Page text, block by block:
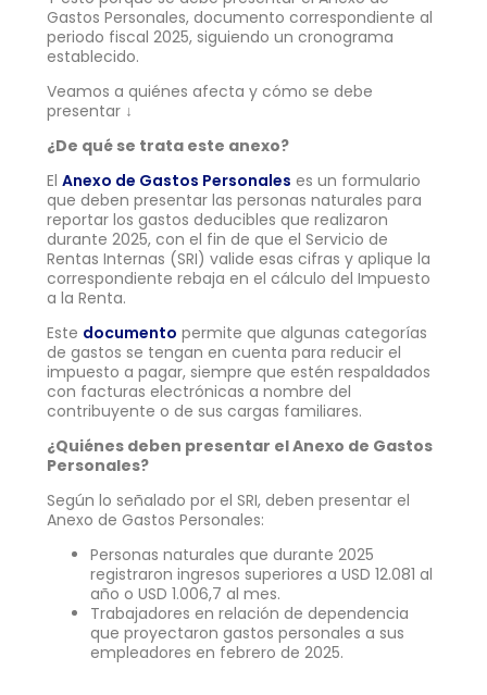
Gastos Personales, documento correspondiente al
periodo fiscal 2025, siguiendo un cronograma
establecido.
Veamos a quiénes afecta y cómo se debe
presentar ↓
¿De qué se trata este anexo?
El Anexo de Gastos Personales es un formulario
que deben presentar las personas naturales para
reportar los gastos deducibles que realizaron
durante 2025, con el fin de que el Servicio de
Rentas Internas (SRI) valide esas cifras y aplique la
correspondiente rebaja en el cálculo del Impuesto
a la Renta.
Este documento permite que algunas categorías
de gastos se tengan en cuenta para reducir el
impuesto a pagar, siempre que estén respaldados
con facturas electrónicas a nombre del
contribuyente o de sus cargas familiares.
¿Quiénes deben presentar el Anexo de Gastos
Personales?
Según lo señalado por el SRI, deben presentar el
Anexo de Gastos Personales:
Personas naturales que durante 2025
registraron ingresos superiores a USD 12.081 al
año o USD 1.006,7 al mes.
Trabajadores en relación de dependencia
que proyectaron gastos personales a sus
empleadores en febrero de 2025.